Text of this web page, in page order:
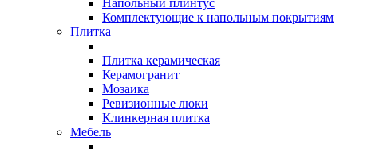
Напольный плинтус
Комплектующие к напольным покрытиям
Плитка
Плитка керамическая
Керамогранит
Мозаика
Ревизионные люки
Клинкерная плитка
Мебель